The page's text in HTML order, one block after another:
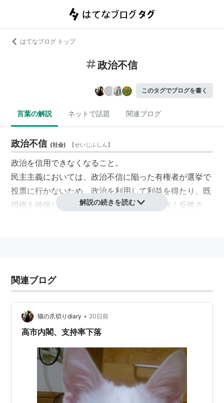
はてなブログ トップ
政治不信
このタグでブログを書く
言葉の解説 ネットで話題 関連ブログ
政治不信 (社会) 【せいじふしん】
政治を信用できなくなること。
民主主義においては、政治不信に陥った有権者が選挙で
投票に行かないため、政治を利用して利益を得たり、 既
得権 を確保しようとする人々の意思が更に強く反映さ
る。
解説の続きを読む
関連ブログ
猫の爪切りdiary • 20日前
高市内閣、支持率下落